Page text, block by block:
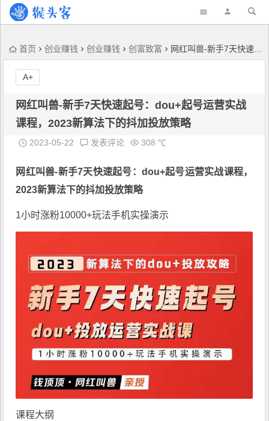
首页 创业赚钱 创业赚钱 创富致富 网红叫兽-新手7天快速起号：dou+起号运营实战课程，2023新算法下的抖加投放策略
网红叫兽-新手7天快速起号：dou+起号运营实战
课程，2023新算法下的抖加投放策略
2023-05-22 发表评论 308 ℃
网红叫兽-新手7天快速起号： dou+起号运营实战课程，
2023新算法下的抖加投放策略
1小时涨粉10000+玩法手机实操演示
课程大纲
A+